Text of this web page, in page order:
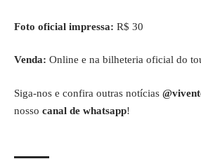
Foto oficial impressa: R$ 30
Venda: Online e na bilheteria oficial do
Siga-nos e confira outras notícias
nosso canal de whatsapp!